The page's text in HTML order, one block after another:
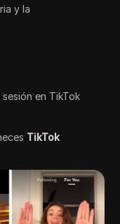
y la
en TikTok
TikTok